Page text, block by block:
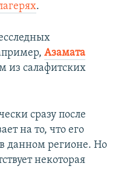
.
Азамата
из салафитских
сразу после
на то, что его
данном регионе. Но
некоторая